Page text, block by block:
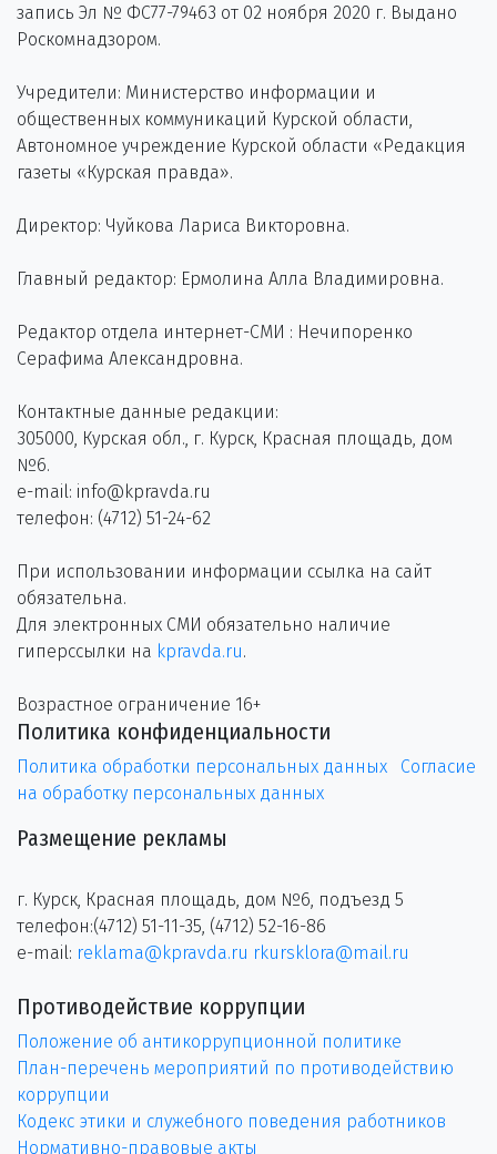
запись Эл № ФС77-79463 от 02 ноября 2020 г. Выдано
Роскомнадзором.
Учредители: Министерство информации и
общественных коммуникаций Курской области,
Автономное учреждение Курской области «Редакция
газеты «Курская правда».
Директор: Чуйкова Лариса Викторовна.
Главный редактор: Ермолина Алла Владимировна.
Редактор отдела интернет-СМИ : Нечипоренко
Серафима Александровна.
Контактные данные редакции:
305000, Курская обл., г. Курск, Красная площадь, дом
№6.
e-mail: info@kpravda.ru
телефон: (4712) 51-24-62
При использовании информации ссылка на сайт
обязательна.
Для электронных СМИ обязательно наличие
гиперссылки на kpravda.ru.
Возрастное ограничение 16+
Политика конфиденциальности
Политика обработки персональных данных
Согласие
на обработку персональных данных
Размещение рекламы
г. Курск, Красная площадь, дом №6, подъезд 5
телефон:(4712) 51-11-35, (4712) 52-16-86
e-mail: reklama@kpravda.ru rkursklora@mail.ru
Противодействие коррупции
Положение об антикоррупционной политике
План-перечень мероприятий по противодействию
коррупции
Кодекс этики и служебного поведения работников
Нормативно-правовые акты